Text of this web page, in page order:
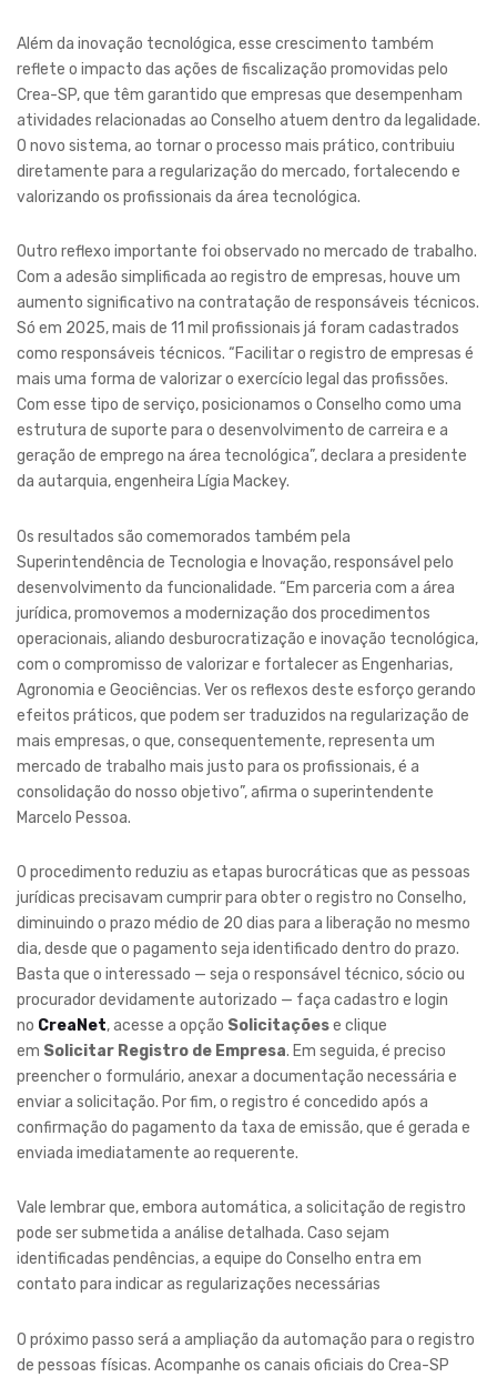
Além da inovação tecnológica, esse crescimento também
reflete o impacto das ações de fiscalização promovidas pelo
Crea-SP, que têm garantido que empresas que desempenham
atividades relacionadas ao Conselho atuem dentro da legalidade.
O novo sistema, ao tornar o processo mais prático, contribuiu
diretamente para a regularização do mercado, fortalecendo e
valorizando os profissionais da área tecnológica.
Outro reflexo importante foi observado no mercado de trabalho.
Com a adesão simplificada ao registro de empresas, houve um
aumento significativo na contratação de responsáveis técnicos.
Só em 2025, mais de 11 mil profissionais já foram cadastrados
como responsáveis técnicos. “Facilitar o registro de empresas é
mais uma forma de valorizar o exercício legal das profissões.
Com esse tipo de serviço, posicionamos o Conselho como uma
estrutura de suporte para o desenvolvimento de carreira e a
geração de emprego na área tecnológica”, declara a presidente
da autarquia, engenheira Lígia Mackey.
Os resultados são comemorados também pela
Superintendência de Tecnologia e Inovação, responsável pelo
desenvolvimento da funcionalidade. “Em parceria com a área
jurídica, promovemos a modernização dos procedimentos
operacionais, aliando desburocratização e inovação tecnológica,
com o compromisso de valorizar e fortalecer as Engenharias,
Agronomia e Geociências. Ver os reflexos deste esforço gerando
efeitos práticos, que podem ser traduzidos na regularização de
mais empresas, o que, consequentemente, representa um
mercado de trabalho mais justo para os profissionais, é a
consolidação do nosso objetivo”, afirma o superintendente
Marcelo Pessoa.
O procedimento reduziu as etapas burocráticas que as pessoas
jurídicas precisavam cumprir para obter o registro no Conselho,
diminuindo o prazo médio de 20 dias para a liberação no mesmo
dia, desde que o pagamento seja identificado dentro do prazo.
Basta que o interessado — seja o responsável técnico, sócio ou
procurador devidamente autorizado — faça cadastro e login
no CreaNet, acesse a opção Solicitaçõese clique
em Solicitar Registro de Empresa. Em seguida, é preciso
preencher o formulário, anexar a documentação necessária e
enviar a solicitação. Por fim, o registro é concedido após a
confirmação do pagamento da taxa de emissão, que é gerada e
enviada imediatamente ao requerente.
Vale lembrar que, embora automática, a solicitação de registro
pode ser submetida a análise detalhada. Caso sejam
identificadas pendências, a equipe do Conselho entra em
contato para indicar as regularizações necessárias
O próximo passo será a ampliação da automação para o registro
de pessoas físicas. Acompanhe os canais oficiais do Crea-SP